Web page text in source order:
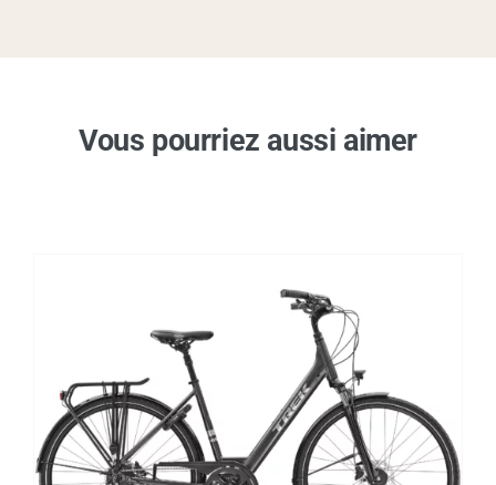
Vous pourriez aussi aimer